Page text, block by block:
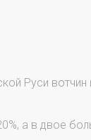
Руси
а в двое